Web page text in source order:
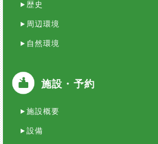
歴史
周辺環境
自然環境
施設・予約
施設概要
設備